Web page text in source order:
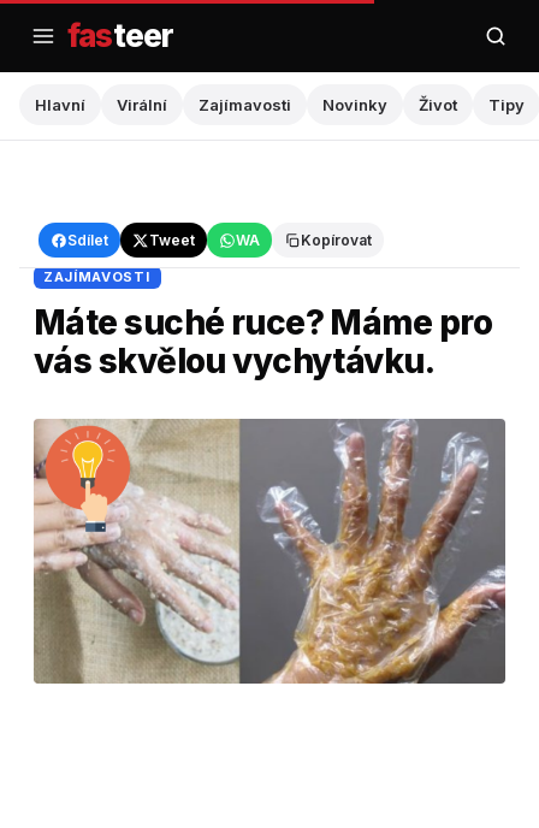
obsah
fasteer
Hlavní Virální Zajímavosti Novinky Život Tipy
Sdílet Tweet WA Kopírovat
Hlavní ›Zajímavosti
ZAJÍMAVOSTI
Máte suché ruce? Máme pro
vás skvělou vychytávku.